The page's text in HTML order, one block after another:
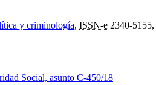
y criminología, ISSN-e 2340-5155,
Social, asunto C-450/18